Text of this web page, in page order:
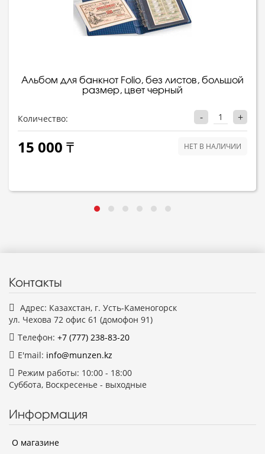
Альбом для банкнот Folio, без листов, большой
размер, цвет черный
Количество: - +
15 000 ₸ НЕТ В НАЛИЧИИ
Контакты
Адрес: Казахстан, г. Усть-Каменогорск
ул. Чехова 72 офис 61 (домофон 91)
Телефон: +7 (777) 238-83-20
E'mail: info@munzen.kz
Режим работы: 10:00 - 18:00
Суббота, Воскресенье - выходные
Информация
О магазине